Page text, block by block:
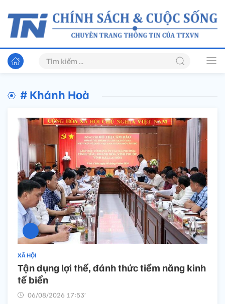
# Khánh Hoà
XÃ HỘI
Tận dụng lợi thế, đánh thức tiềm năng kinh
tế biển
06/08/2026 17:53’